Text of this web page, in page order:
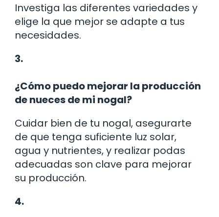
Investiga las diferentes variedades y
elige la que mejor se adapte a tus
necesidades.
3.
¿Cómo puedo mejorar la producción
de nueces de mi nogal?
Cuidar bien de tu nogal, asegurarte
de que tenga suficiente luz solar,
agua y nutrientes, y realizar podas
adecuadas son clave para mejorar
su producción.
4.